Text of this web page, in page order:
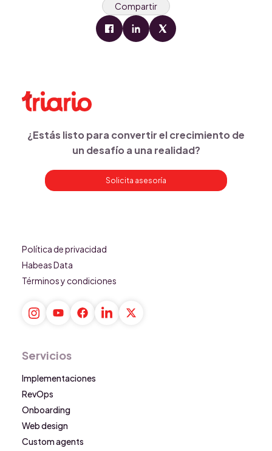
Compartir
¿Estás listo para convertir el crecimiento de
un desafío a una realidad?
Solicita asesoría
Política de privacidad
Habeas Data
Términos y condiciones
Servicios
Implementaciones
RevOps
Onboarding
Web design
Custom agents